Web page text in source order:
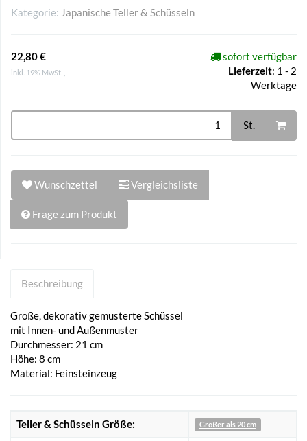
Kategorie: Japanische Teller & Schüsseln
22,80 €
inkl. 19% MwSt. ,
sofort verfügbar
Lieferzeit: 1 - 2
Werktage
St.
Wunschzettel Vergleichsliste
Frage zum Produkt
Beschreibung
Große, dekorativ gemusterte Schüssel
mit Innen- und Außenmuster
Durchmesser: 21 cm
Höhe: 8 cm
Material: Feinsteinzeug
Teller & Schüsseln Größe: Größer als 20 cm